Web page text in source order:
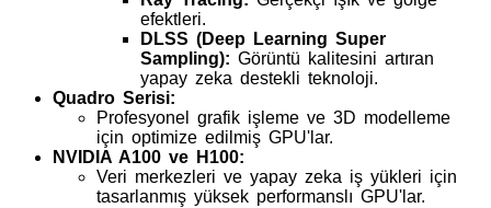
efektleri.
DLSS (Deep Learning Super
Sampling): Görüntü kalitesini artıran
yapay zeka destekli teknoloji.
Quadro Serisi:
Profesyonel grafik işleme ve 3D modelleme
için optimize edilmiş GPU'lar.
NVIDIA A100 ve H100:
Veri merkezleri ve yapay zeka iş yükleri için
tasarlanmış yüksek performanslı GPU'lar.